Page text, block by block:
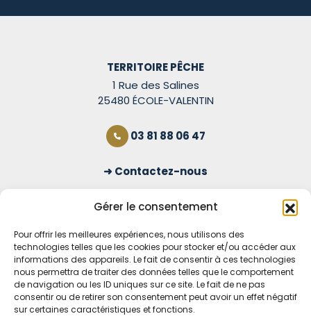
Gérer le consentement
Pour offrir les meilleures expériences, nous utilisons des
technologies telles que les cookies pour stocker et/ou accéder aux
informations des appareils. Le fait de consentir à ces technologies
nous permettra de traiter des données telles que le comportement
de navigation ou les ID uniques sur ce site. Le fait de ne pas
consentir ou de retirer son consentement peut avoir un effet négatif
sur certaines caractéristiques et fonctions.
TERRITOIRE PÊCHE
1 Rue des Salines
25480 ÉCOLE-VALENTIN
03 81 88 06 47
Contactez-nous
S'inscrire à la newsletter
OUVERT TOUS LES JOURS
Voir nos horaires
MENTIONS LÉGALES